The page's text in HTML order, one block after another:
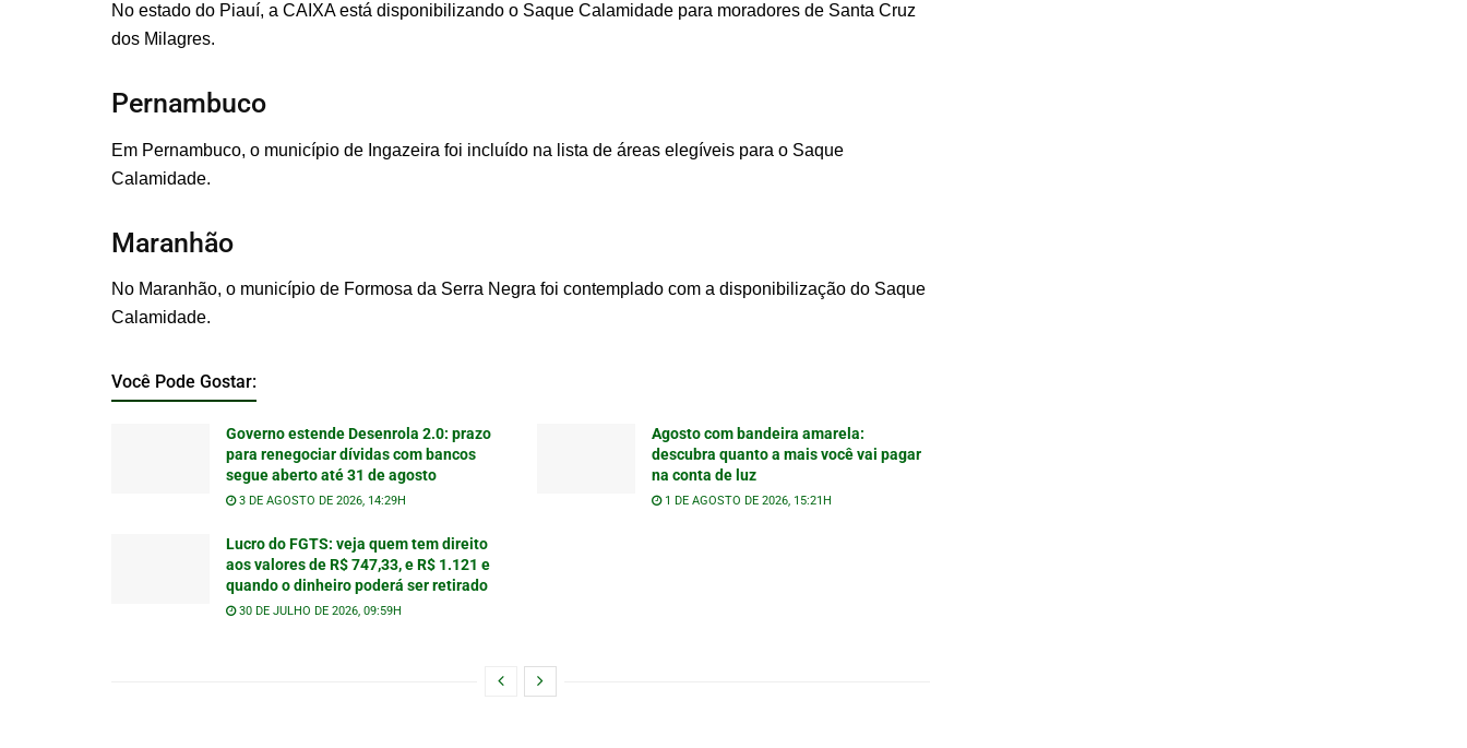
No estado do Piauí, a CAIXA está disponibilizando o Saque Calamidade para moradores de Santa Cruz
dos Milagres.
Pernambuco
Em Pernambuco, o município de Ingazeira foi incluído na lista de áreas elegíveis para o Saque
Calamidade.
Maranhão
No Maranhão, o município de Formosa da Serra Negra foi contemplado com a disponibilização do Saque
Calamidade.
Você Pode Gostar:
Governo estende Desenrola 2.0: prazo
para renegociar dívidas com bancos
segue aberto até 31 de agosto
3 DE AGOSTO DE 2026, 14:29H
Agosto com bandeira amarela:
descubra quanto a mais você vai pagar
na conta de luz
1 DE AGOSTO DE 2026, 15:21H
Lucro do FGTS: veja quem tem direito
aos valores de R$ 747,33, e R$ 1.121 e
quando o dinheiro poderá ser retirado
30 DE JULHO DE 2026, 09:59H